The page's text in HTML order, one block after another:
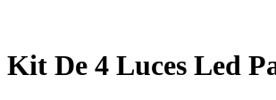
Kit De 4 Luces Led